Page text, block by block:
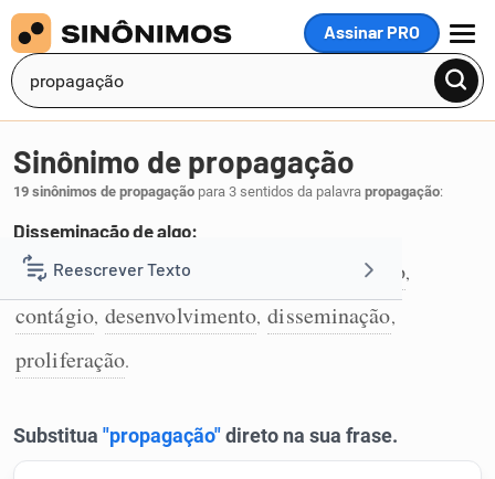
Assinar PRO
MENU
Reescrever Texto
Resumir Texto
Detector de IA
Sinônimo de propagação
19 sinônimos de propagação para 3 sentidos da palavra propagação:
Disseminação de algo:
1 irradiação,espalhamento alastramento,
contágio, desenvolvimento, disseminação,
proliferação.